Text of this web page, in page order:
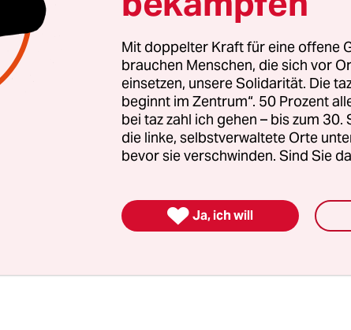
war.
„Fleisch ist mein Gemüse“ wurde gar zum
dass sein verschrobener Hamburger-
Barth-Republik tatsächlich konsensfähig zu
Mit doppelter Kraft für eine offene
brauchen Menschen, die sich vor
einsetzen, unsere Solidarität. Die
beginnt im Zentrum“. 50 Prozent
bei taz zahl ich gehen – bis zum
die linke, selbstverwaltete Orte
bevor sie verschwinden. Sind Sie
 Ja, ich will